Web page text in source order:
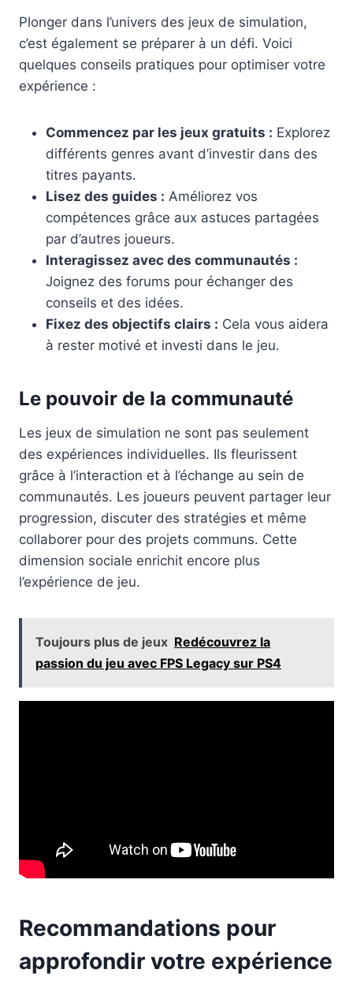
Plonger dans l’univers des jeux de simulation,
c’est également se préparer à un défi. Voici
quelques conseils pratiques pour optimiser votre
expérience :
Commencez par les jeux gratuits : Explorez
différents genres avant d’investir dans des
titres payants.
Lisez des guides : Améliorez vos
compétences grâce aux astuces partagées
par d’autres joueurs.
Interagissez avec des communautés :
Joignez des forums pour échanger des
conseils et des idées.
Fixez des objectifs clairs : Cela vous aidera
à rester motivé et investi dans le jeu.
Le pouvoir de la communauté
Les jeux de simulation ne sont pas seulement
des expériences individuelles. Ils fleurissent
grâce à l’interaction et à l’échange au sein de
communautés. Les joueurs peuvent partager leur
progression, discuter des stratégies et même
collaborer pour des projets communs. Cette
dimension sociale enrichit encore plus
l’expérience de jeu.
Toujours plus de jeux Redécouvrez la
passion du jeu avec FPS Legacy sur PS4
Recommandations pour
approfondir votre expérience